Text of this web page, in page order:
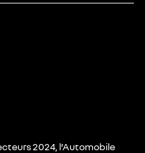
2024, l’Automobile